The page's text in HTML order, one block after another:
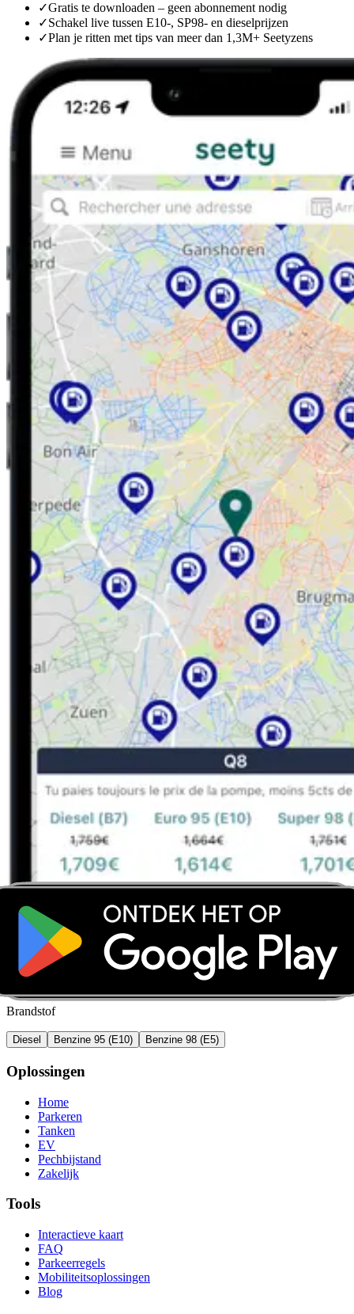
✓Gratis te downloaden – geen abonnement nodig
✓Schakel live tussen E10-, SP98- en dieselprijzen
✓Plan je ritten met tips van meer dan 1,3M+ Seetyzens
Brandstof
Diesel Benzine 95 (E10) Benzine 98 (E5)
Oplossingen
Home
Parkeren
Tanken
EV
Pechbijstand
Zakelijk
Tools
Interactieve kaart
FAQ
Parkeerregels
Mobiliteitsoplossingen
Blog